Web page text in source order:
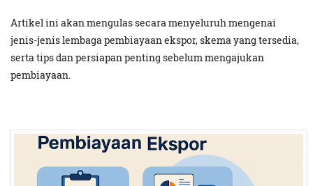
Artikel ini akan mengulas secara menyeluruh mengenai
jenis-jenis lembaga pembiayaan ekspor, skema yang tersedia,
serta tips dan persiapan penting sebelum mengajukan
pembiayaan.